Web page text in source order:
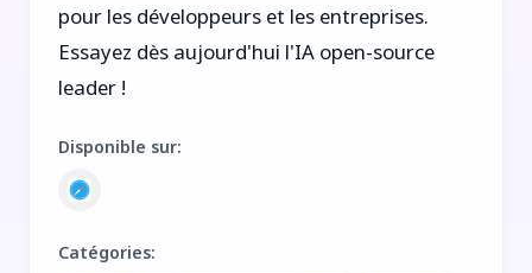
pour les développeurs et les entreprises.
Essayez dès aujourd'hui l'IA open-source
leader !
Disponible sur:
Catégories: